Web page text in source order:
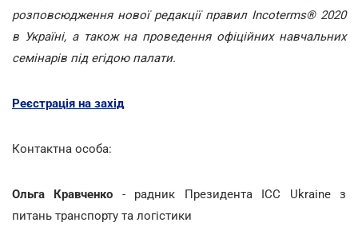
розповсюдження нової редакції правил Incoterms® 2020
в Україні, а також на проведення офіційних навчальних
семінарів під егідою палати.
Реєстрація на захід
Контактна особа:
Ольга Кравченко - радник Президента ICC Ukraine з
питань транспорту та логістики